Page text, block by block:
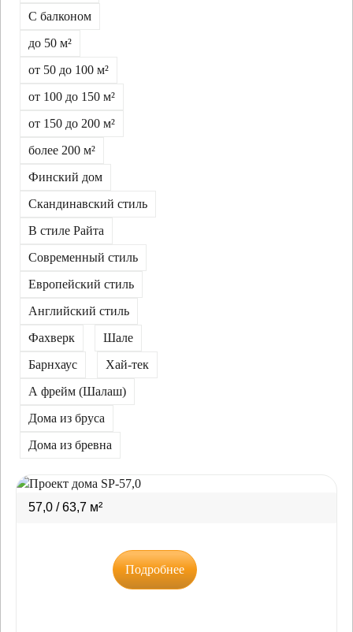
С балконом
до 50 м²
от 50 до 100 м²
от 100 до 150 м²
от 150 до 200 м²
более 200 м²
Финский дом
Скандинавский стиль
В стиле Райта
Современный стиль
Европейский стиль
Английский стиль
Фахверк
Шале
Барнхаус
Хай-тек
А фрейм (Шалаш)
Дома из бруса
Дома из бревна
Подробнее
57,0 / 63,7 м²